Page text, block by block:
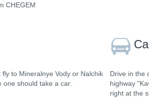
CHEGEM
to Mineralnye Vody or Nalchik
should take a car.
Drive in the
highway
right at the